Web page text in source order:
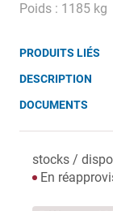
Poids : 1185 kg
PRODUITS LIÉS
DESCRIPTION
DOCUMENTS
stocks /
En